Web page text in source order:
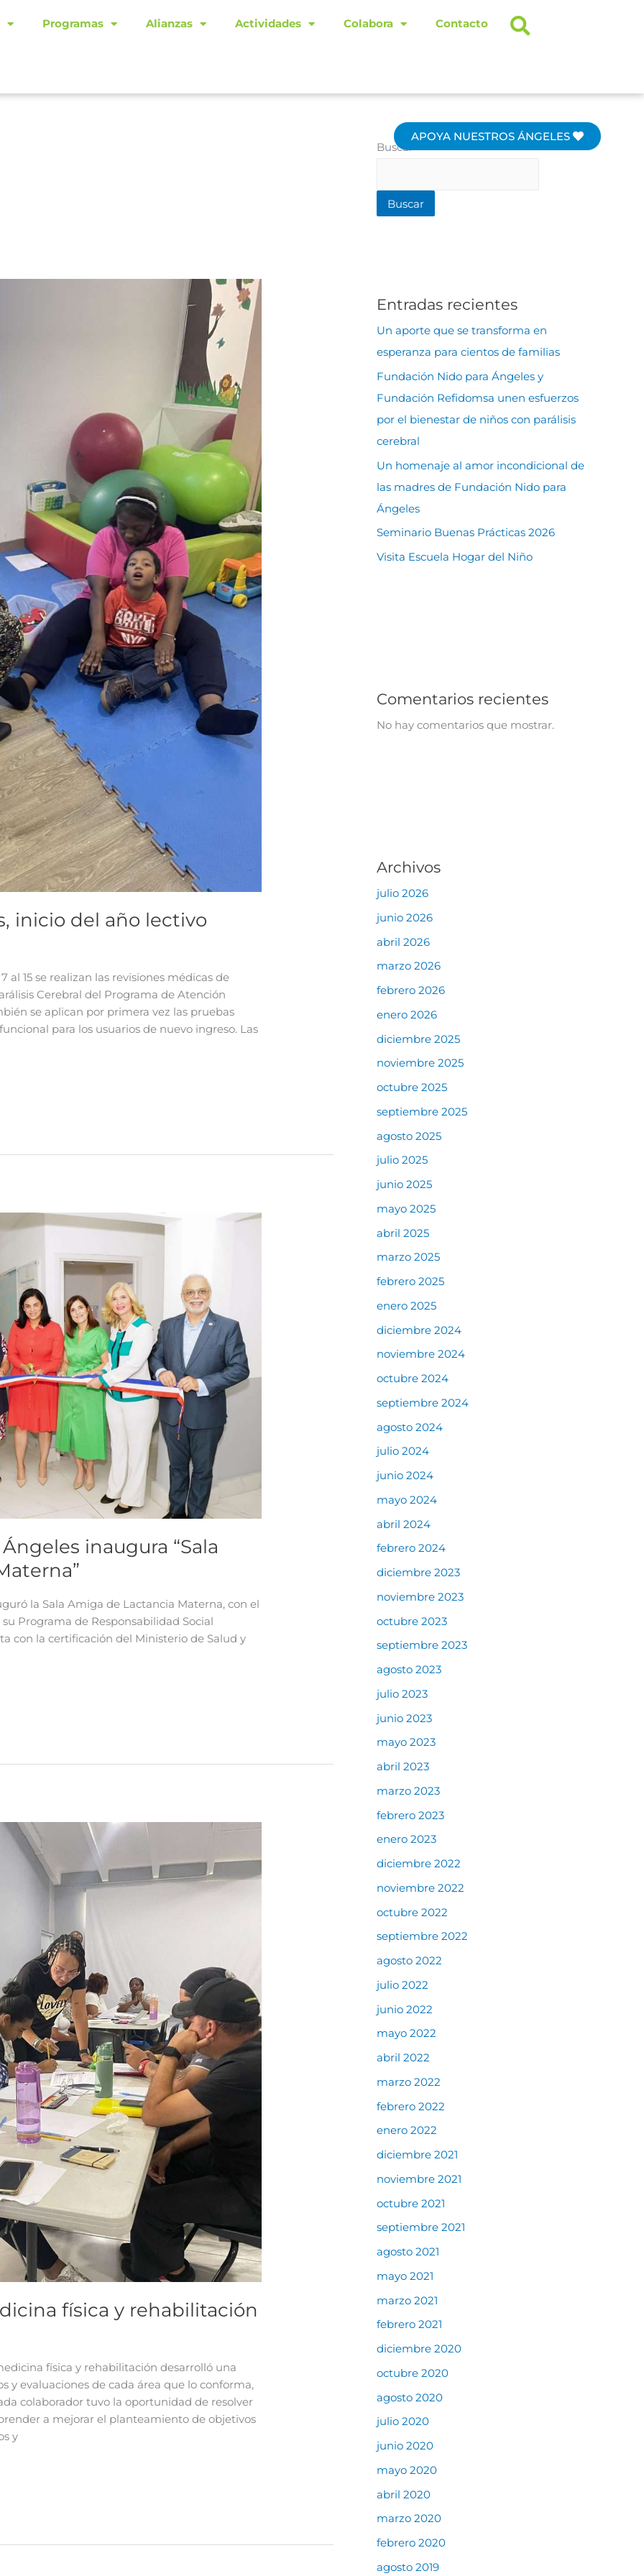
Programas Alianzas Actividades Colabora Contacto
APOYA NUESTROS ÁNGELES
inicio del año lectivo
al 15 se realizan las revisiones médicas de
Cerebral del Programa de Atención
se aplican por primera vez las pruebas
para los usuarios de nuevo ingreso. Las
inaugura “Sala
la Sala Amiga de Lactancia Materna, con el
Programa de Responsabilidad Social
con la certificación del Ministerio de Salud y
física y rehabilitación
física y rehabilitación desarrolló una
y evaluaciones de cada área que lo conforma,
colaborador tuvo la oportunidad de resolver
a mejorar el planteamiento de objetivos
y
Buscar
Buscar
Entradas recientes
Un aporte que se transforma en
esperanza para cientos de familias
Fundación Nido para Ángeles y
Fundación Refidomsa unen esfuerzos
por el bienestar de niños con parálisis
cerebral
Un homenaje al amor incondicional de
las madres de Fundación Nido para
Ángeles
Seminario Buenas Prácticas 2026
Visita Escuela Hogar del Niño
Comentarios recientes
No hay comentarios que mostrar.
Archivos
julio 2026
junio 2026
abril 2026
marzo 2026
febrero 2026
enero 2026
diciembre 2025
noviembre 2025
octubre 2025
septiembre 2025
agosto 2025
julio 2025
junio 2025
mayo 2025
abril 2025
marzo 2025
febrero 2025
enero 2025
diciembre 2024
noviembre 2024
octubre 2024
septiembre 2024
agosto 2024
julio 2024
junio 2024
mayo 2024
abril 2024
febrero 2024
diciembre 2023
noviembre 2023
octubre 2023
septiembre 2023
agosto 2023
julio 2023
junio 2023
mayo 2023
abril 2023
marzo 2023
febrero 2023
enero 2023
diciembre 2022
noviembre 2022
octubre 2022
septiembre 2022
agosto 2022
julio 2022
junio 2022
mayo 2022
abril 2022
marzo 2022
febrero 2022
enero 2022
diciembre 2021
noviembre 2021
octubre 2021
septiembre 2021
agosto 2021
mayo 2021
marzo 2021
febrero 2021
diciembre 2020
octubre 2020
agosto 2020
julio 2020
junio 2020
mayo 2020
abril 2020
marzo 2020
febrero 2020
agosto 2019